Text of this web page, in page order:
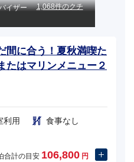
1,068件のクチ
間に合う！夏秋満喫た
はマリンメニュー２
利用
食事なし
合計の目安 106,800 円